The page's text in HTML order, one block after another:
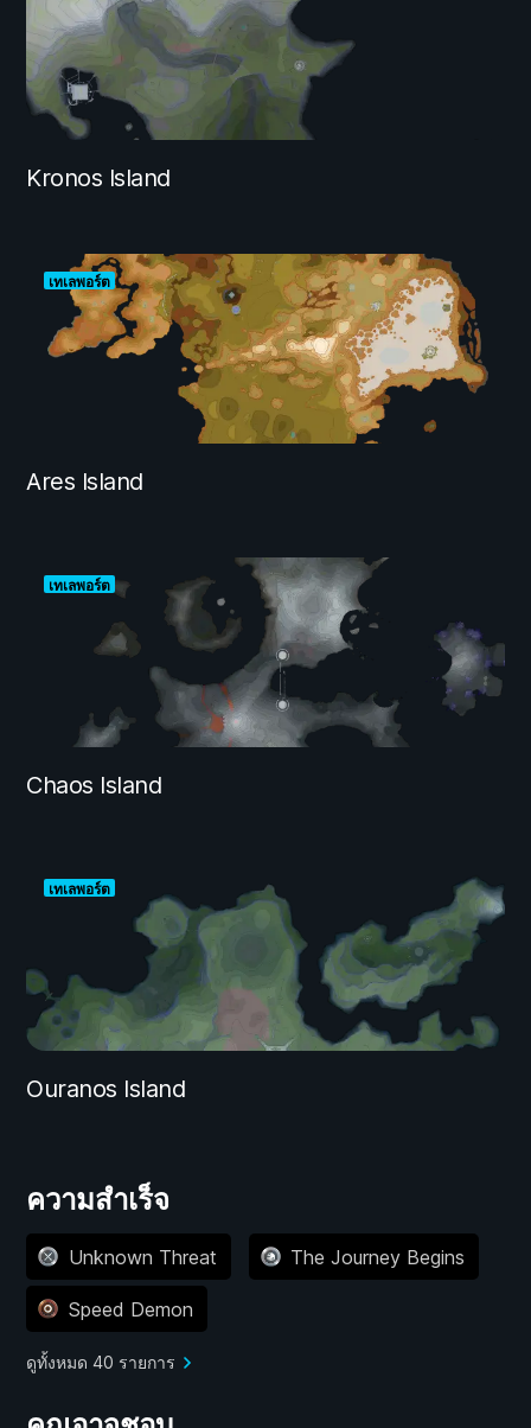
Kronos Island
เทเลพอร์ต
Ares Island
เทเลพอร์ต
Chaos Island
เทเลพอร์ต
Ouranos Island
ความสำเร็จ
Unknown Threat The Journey Begins
Speed Demon
ดูทั้งหมด 40 รายการ